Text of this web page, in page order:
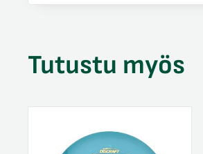
Tutustu myös